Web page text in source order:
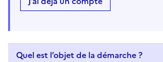
Quel est l’objet de la démarche ?